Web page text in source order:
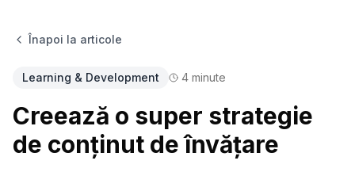
Înapoi la articole
Learning & Development 4 minute
Creează o super strategie
de conținut de învățare